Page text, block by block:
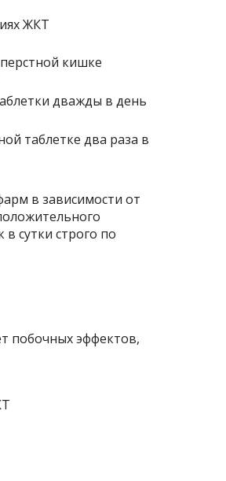
кишке
дважды в день
таблетке два раза в
в зависимости от
сутки строго по
побочных эффектов,